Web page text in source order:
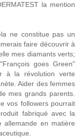
la mention
ne constitue pas un
faire découvrir à
mes diamants verts;
goes Green"
à la révolution verte
Aider des femmes
mes grands parents.
vos followers pourrait
fabriqué avec la
allemande en matière